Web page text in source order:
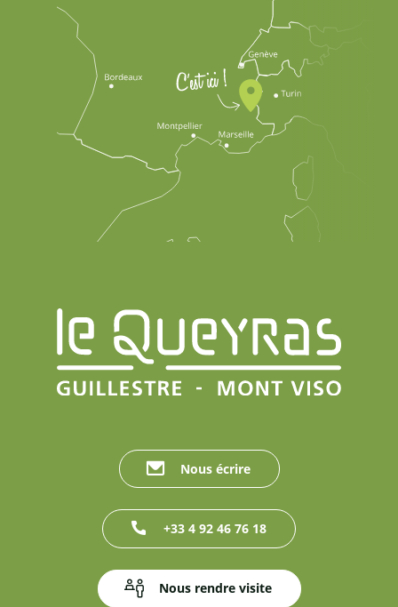
Nous écrire
+33 4 92 46 76 18
Nous rendre visite